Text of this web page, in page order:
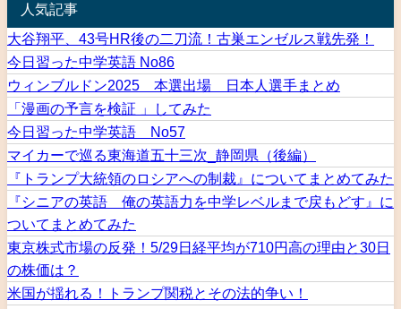
人気記事
大谷翔平、43号HR後の二刀流！古巣エンゼルス戦先発！
今日習った中学英語 No86
ウィンブルドン2025 本選出場 日本人選手まとめ
「漫画の予言を検証 」してみた
今日習った中学英語 No57
マイカーで巡る東海道五十三次_静岡県（後編）
『トランプ大統領のロシアへの制裁』についてまとめてみた
『シニアの英語 俺の英語力を中学レベルまで戻もどす』に
ついてまとめてみた
東京株式市場の反発！5/29日経平均が710円高の理由と30日
の株価は？
米国が揺れる！トランプ関税とその法的争い！